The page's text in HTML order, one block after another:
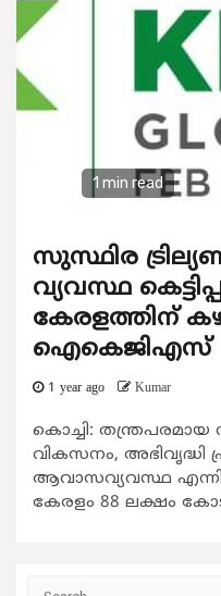
1 min read
സുസ്ഥിര
വ്യവസ്ഥ
കേരളത്തിന്
ഐകെജിഎസ്
1 year ago Kumar
കൊച്ചി:
വികസനം, അഭിവൃദ്ധി
ആവാസവ്യവസ്ഥ
കേരളം 88 ലക്ഷം